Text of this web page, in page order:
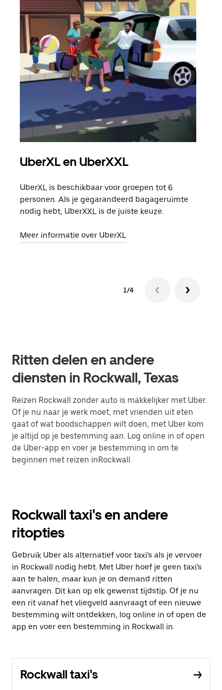
UberXL en UberXXL
UberXL is beschikbaar voor groepen tot 6
personen. Als je gegarandeerd bagageruimte
nodig hebt, UberXXL is de juiste keuze.
Meer informatie over UberXL
1/4
Ritten delen en andere
diensten in Rockwall, Texas
Reizen Rockwall zonder auto is makkelijker met Uber.
Of je nu naar je werk moet, met vrienden uit eten
gaat of wat boodschappen wilt doen, met Uber kom
je altijd op je bestemming aan. Log online in of open
de Uber-app en voer je bestemming in om te
beginnen met reizen inRockwall.
Rockwall taxi's en andere
ritopties
Gebruik Uber als alternatief voor taxi's als je vervoer
in Rockwall nodig hebt. Met Uber hoef je geen taxi's
aan te halen, maar kun je on demand ritten
aanvragen. Dit kan op elk gewenst tijdstip. Of je nu
een rit vanaf het vliegveld aanvraagt of een nieuwe
bestemming wilt ontdekken, log online in of open de
app en voer een bestemming in Rockwall in.
Rockwall taxi's